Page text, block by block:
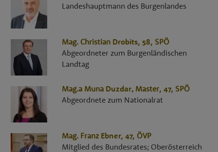
Landeshauptmann des Burgenlandes
Mag. Christian Drobits, 58, SPÖ
Abgeordneter zum Burgenländischen
Landtag
Mag.a Muna Duzdar, Master, 47, SPÖ
Abgeordnete zum Nationalrat
Mag. Franz Ebner, 47, ÖVP
Mitglied des Bundesrates; Oberösterreich